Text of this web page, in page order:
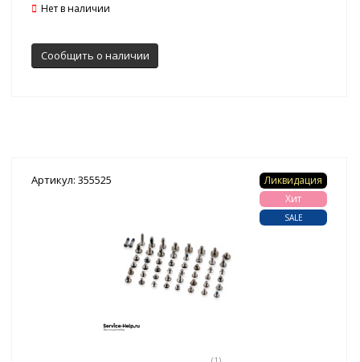
Нет в наличии
Сообщить о наличии
Артикул: 355525
Ликвидация
Хит
SALE